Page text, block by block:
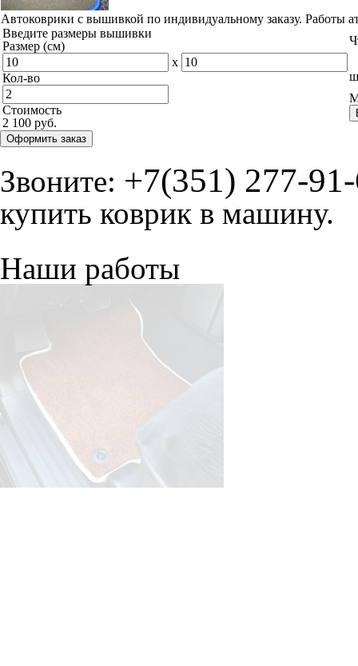
Автоковрики с вышивкой по индивидуальному заказу. Работы
Введите размеры вышивки
Размер (см)
x
Кол-во
Стоимость
2 100 руб.
Оформить заказ
Звоните: +7(351) 277-
купить коврик в машину.
Наши работы